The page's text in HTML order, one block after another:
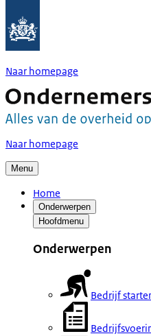
Naar homepage
Naar homepage
Menu
Home
Onderwerpen
Hoofdmenu
Onderwerpen
Bedrijf